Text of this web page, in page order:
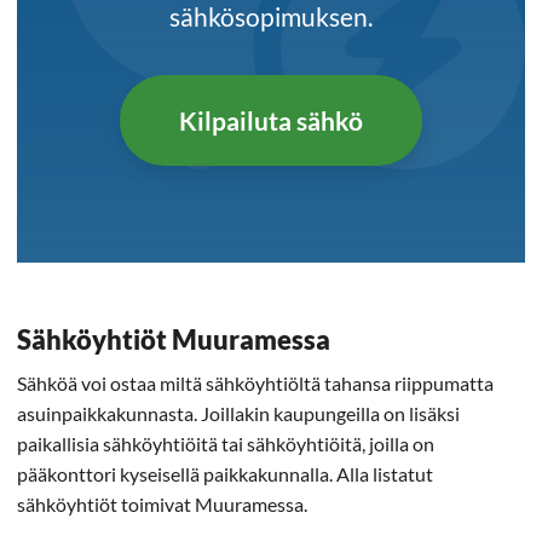
sähkösopimuksen.
Kilpailuta sähkö
Sähköyhtiöt Muuramessa
Sähköä voi ostaa miltä sähköyhtiöltä tahansa riippumatta
asuinpaikkakunnasta. Joillakin kaupungeilla on lisäksi
paikallisia sähköyhtiöitä tai sähköyhtiöitä, joilla on
pääkonttori kyseisellä paikkakunnalla. Alla listatut
sähköyhtiöt toimivat Muuramessa.